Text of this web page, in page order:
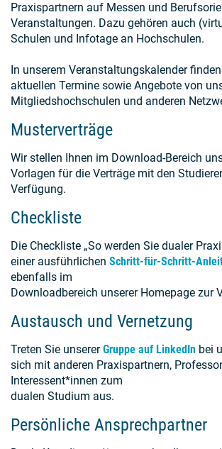
Praxispartnern auf Messen und
Veranstaltungen. Dazu gehören auch
Schulen und Infotage an Hochschulen.
In unserem Veranstaltungskalender
aktuellen Termine sowie Angebote von
Mitgliedshochschulen und anderen
Musterverträge
Wir stellen Ihnen im Download-Bereich
Vorlagen für die Verträge mit den
Verfügung.
Checkliste
Die Checkliste „So werden Sie dualer
einer ausführlichen Schritt-für-Schritt-
ebenfalls im
Downloadbereich unserer Homepage zur
Austausch und Vernetzung
Treten Sie unsererGruppe auf LinkedIn bei
sich mit anderen Praxispartnern,
Interessent*innen zum
dualen Studium aus.
Persönliche Ansprechpartner